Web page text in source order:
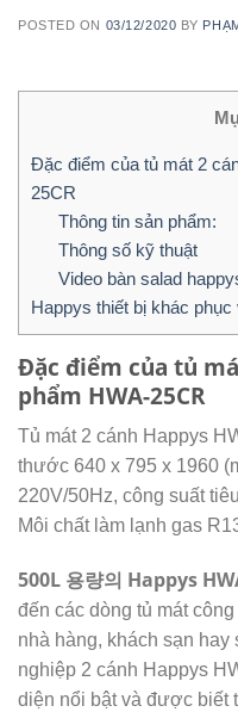
POSTED ON 03/12/2020 BY
Đặc điểm của tủ mát 2
25CR
Thông tin sản phẩm:
Thông số kỹ thuật
Video bàn salad
Happys thiết bị khác
Đặc điểm của tủ
phẩm HWA-25CR
Tủ mát 2 cánh Happys
thước 640 x 795 x 1960
220V/50Hz, công suất
Môi chất làm lạnh gas
500L 용량의 Happys
đến các dòng tủ mát
nhà hàng, khách sạn hay
nghiệp 2 cánh Happys
diện nổi bật và được biết